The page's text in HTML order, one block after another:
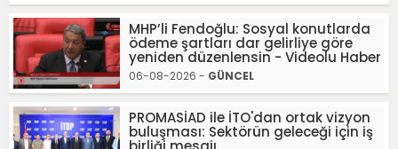
MHP’li Fendoğlu: Sosyal konutlarda
ödeme şartları dar gelirliye göre
yeniden düzenlensin - Videolu Haber
06-08-2026 - GÜNCEL
PROMASİAD ile İTO'dan ortak vizyon
buluşması: Sektörün geleceği için iş